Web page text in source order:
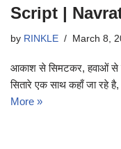
Script |
by RINKLE March 8,
आकाश से सिमटकर, हवाओं से
सितारे एक साथ कहाँ जा रहे
More »